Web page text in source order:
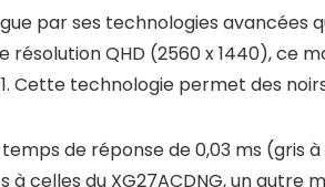
par ses technologies
résolution QHD (2560 x 1440),
Cette technologie permet des
de réponse de 0,03 ms (gris
celles du XG27ACDNG, un autre